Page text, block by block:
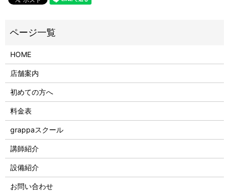
HOME
店舗案内
初めての方へ
料金表
grappaスクール
講師紹介
設備紹介
お問い合わせ